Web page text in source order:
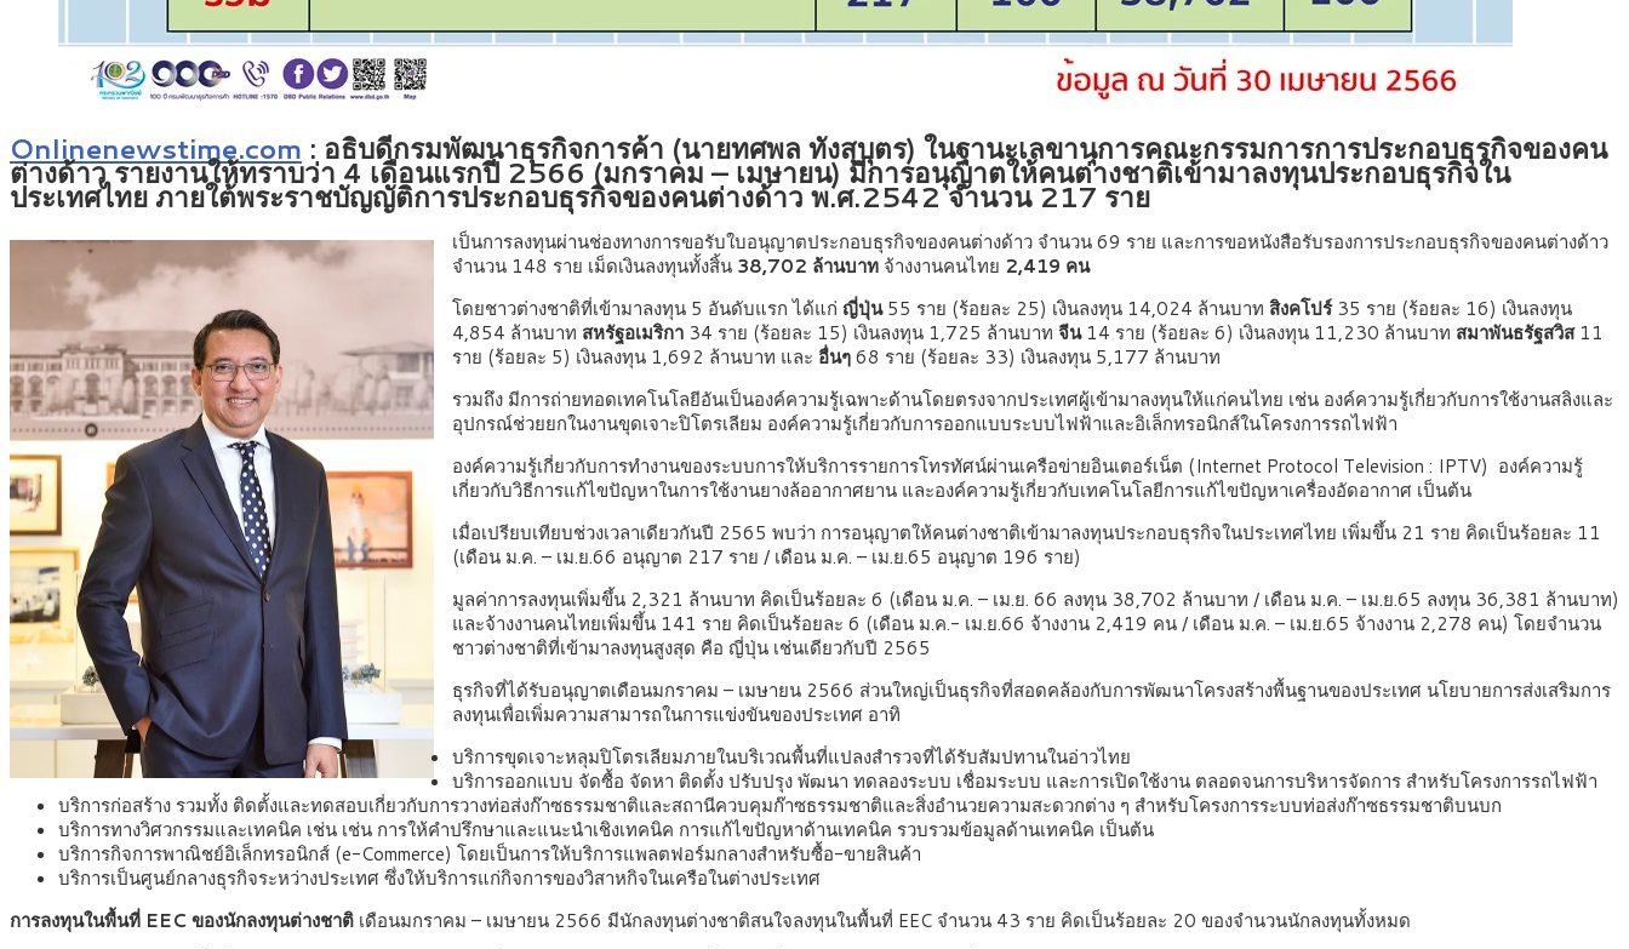
Onlinenewstime.com : อธิบดีกรมพัฒนาธุรกิจการค้า (นายทศพล ทังสุบุตร) ในฐานะเลขานุการคณะกรรมการการประกอบธุรกิจของคน
ต่างด้าว รายงานให้ทราบว่า 4 เดือนแรกปี 2566 (มกราคม – เมษายน) มีการอนุญาตให้คนต่างชาติเข้ามาลงทุนประกอบธุรกิจใน
ประเทศไทย ภายใต้พระราชบัญญัติการประกอบธุรกิจของคนต่างด้าว พ.ศ.2542 จำนวน 217 ราย
เป็นการลงทุนผ่านช่องทางการขอรับใบอนุญาตประกอบธุรกิจของคนต่างด้าว จำนวน 69 ราย และการขอหนังสือรับรองการประกอบธุรกิจของคนต่างด้าว
จำนวน 148 ราย เม็ดเงินลงทุนทั้งสิ้น 38,702 ล้านบาท จ้างงานคนไทย 2,419 คน
โดยชาวต่างชาติที่เข้ามาลงทุน 5 อันดับแรก ได้แก่ ญี่ปุ่น55 ราย (ร้อยละ 25) เงินลงทุน 14,024 ล้านบาท สิงคโปร์35 ราย (ร้อยละ 16) เงินลงทุน
4,854 ล้านบาท สหรัฐอเมริกา 34 ราย (ร้อยละ 15) เงินลงทุน 1,725 ล้านบาท จีน14 ราย (ร้อยละ 6) เงินลงทุน 11,230 ล้านบาท สมาพันธรัฐสวิส11
ราย (ร้อยละ 5) เงินลงทุน 1,692 ล้านบาท และ อื่นๆ68 ราย (ร้อยละ 33) เงินลงทุน 5,177 ล้านบาท
รวมถึง มีการถ่ายทอดเทคโนโลยีอันเป็นองค์ความรู้เฉพาะด้านโดยตรงจากประเทศผู้เข้ามาลงทุนให้แก่คนไทย เช่น องค์ความรู้เกี่ยวกับการใช้งานสลิงและ
อุปกรณ์ช่วยยกในงานขุดเจาะปิโตรเลียม องค์ความรู้เกี่ยวกับการออกแบบระบบไฟฟ้าและอิเล็กทรอนิกส์ในโครงการรถไฟฟ้า
องค์ความรู้เกี่ยวกับการทำงานของระบบการให้บริการรายการโทรทัศน์ผ่านเครือข่ายอินเตอร์เน็ต (Internet Protocol Television : IPTV) องค์ความรู้
เกี่ยวกับวิธีการแก้ไขปัญหาในการใช้งานยางล้ออากาศยาน และองค์ความรู้เกี่ยวกับเทคโนโลยีการแก้ไขปัญหาเครื่องอัดอากาศ เป็นต้น
เมื่อเปรียบเทียบช่วงเวลาเดียวกันปี 2565 พบว่า การอนุญาตให้คนต่างชาติเข้ามาลงทุนประกอบธุรกิจในประเทศไทย เพิ่มขึ้น 21 ราย คิดเป็นร้อยละ 11
(เดือน ม.ค. – เม.ย.66 อนุญาต 217 ราย / เดือน ม.ค. – เม.ย.65 อนุญาต 196 ราย)
มูลค่าการลงทุนเพิ่มขึ้น 2,321 ล้านบาท คิดเป็นร้อยละ 6 (เดือน ม.ค. – เม.ย. 66 ลงทุน 38,702 ล้านบาท / เดือน ม.ค. – เม.ย.65 ลงทุน 36,381 ล้านบาท)
และจ้างงานคนไทยเพิ่มขึ้น 141 ราย คิดเป็นร้อยละ 6 (เดือน ม.ค.- เม.ย.66 จ้างงาน 2,419 คน / เดือน ม.ค. – เม.ย.65 จ้างงาน 2,278 คน) โดยจำนวน
ชาวต่างชาติที่เข้ามาลงทุนสูงสุด คือ ญี่ปุ่น เช่นเดียวกับปี 2565
ธุรกิจที่ได้รับอนุญาตเดือนมกราคม – เมษายน 2566 ส่วนใหญ่เป็นธุรกิจที่สอดคล้องกับการพัฒนาโครงสร้างพื้นฐานของประเทศ นโยบายการส่งเสริมการ
ลงทุนเพื่อเพิ่มความสามารถในการแข่งขันของประเทศ อาทิ
บริการขุดเจาะหลุมปิโตรเลียมภายในบริเวณพื้นที่แปลงสำรวจที่ได้รับสัมปทานในอ่าวไทย
บริการออกแบบ จัดซื้อ จัดหา ติดตั้ง ปรับปรุง พัฒนา ทดลองระบบ เชื่อมระบบ และการเปิดใช้งาน ตลอดจนการบริหารจัดการ สำหรับโครงการรถไฟฟ้า
บริการก่อสร้าง รวมทั้ง ติดตั้งและทดสอบเกี่ยวกับการวางท่อส่งก๊าซธรรมชาติและสถานีควบคุมก๊าซธรรมชาติและสิ่งอำนวยความสะดวกต่าง ๆ สำหรับโครงการระบบท่อส่งก๊าซธรรมชาติบนบก
บริการทางวิศวกรรมและเทคนิค เช่น เช่น การให้คำปรึกษาและแนะนำเชิงเทคนิค การแก้ไขปัญหาด้านเทคนิค รวบรวมข้อมูลด้านเทคนิค เป็นต้น
บริการกิจการพาณิชย์อิเล็กทรอนิกส์ (e-Commerce) โดยเป็นการให้บริการแพลตฟอร์มกลางสำหรับซื้อ-ขายสินค้า
บริการเป็นศูนย์กลางธุรกิจระหว่างประเทศ ซึ่งให้บริการแก่กิจการของวิสาหกิจในเครือในต่างประเทศ
การลงทุนในพื้นที่ EEC ของนักลงทุนต่างชาติ เดือนมกราคม – เมษายน 2566 มีนักลงทุนต่างชาติสนใจลงทุนในพื้นที่ EEC จำนวน 43 ราย คิดเป็นร้อยละ 20 ของจำนวนนักลงทุนทั้งหมด